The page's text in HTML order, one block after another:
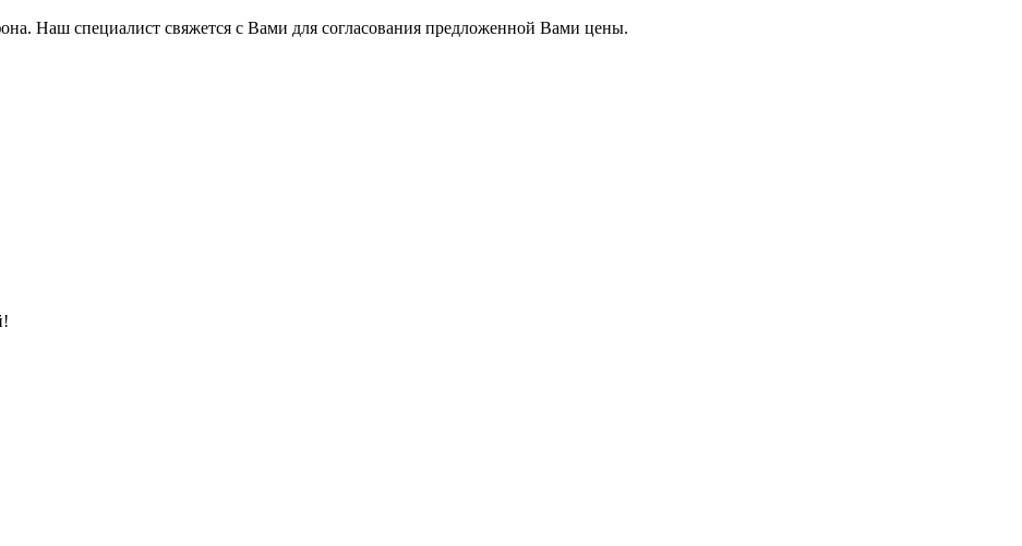
Наш специалист свяжется с Вами для согласования предложенной Вами цены.